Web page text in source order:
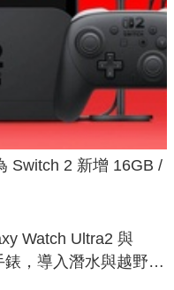
Switch 2 新增 16GB /
Watch Ultra2 與
，導入潛水與越野跑